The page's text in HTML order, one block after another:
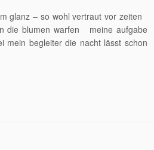
glanz – so wohl vertraut vor zeiten
die blumen warfen meine aufgabe
begleiter die nacht lässt schon